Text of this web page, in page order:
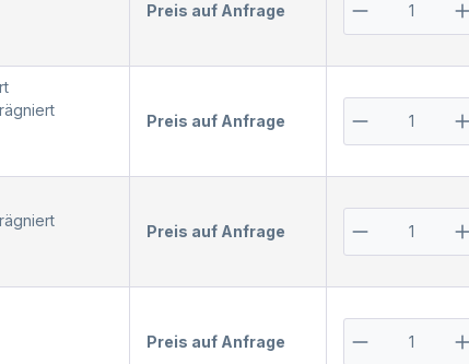
Preis auf Anfrage
Preis auf Anfrage
Preis auf Anfrage
Preis auf Anfrage